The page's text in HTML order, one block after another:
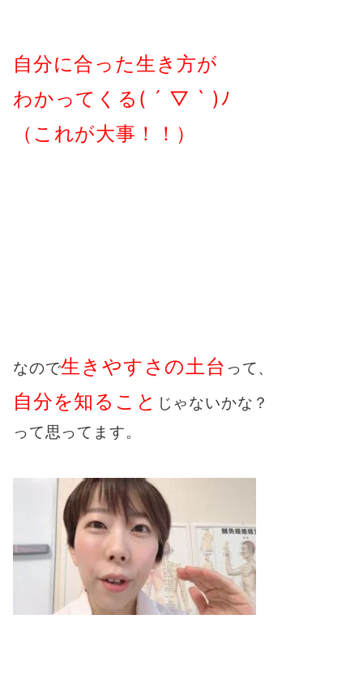
自分に合った生き方が
わかってくる( ´ ▽ ` )ﾉ
（これが大事！！）
なので生きやすさの土台 って、
自分を知ること じゃないかな？
って思ってます。